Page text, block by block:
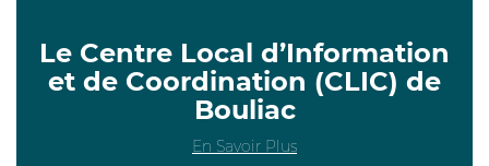
Le Centre Local d’Information
et de Coordination (CLIC) de
Bouliac
En Savoir Plus